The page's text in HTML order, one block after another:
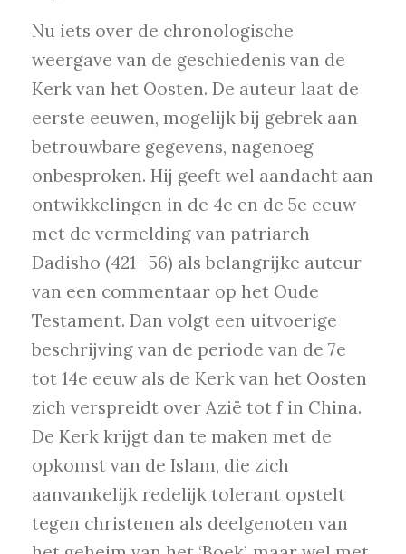
Nu iets over de chronologische
weergave van de geschiedenis van de
Kerk van het Oosten. De auteur laat de
eerste eeuwen, mogelijk bij gebrek aan
betrouwbare gegevens, nagenoeg
onbesproken. Hij geeft wel aandacht aan
ontwikkelingen in de 4e en de 5e eeuw
met de vermelding van patriarch
Dadisho (421- 56) als belangrijke auteur
van een commentaar op het Oude
Testament. Dan volgt een uitvoerige
beschrijving van de periode van de 7e
tot 14e eeuw als de Kerk van het Oosten
zich verspreidt over Azië tot f in China.
De Kerk krijgt dan te maken met de
opkomst van de Islam, die zich
aanvankelijk redelijk tolerant opstelt
tegen christenen als deelgenoten van